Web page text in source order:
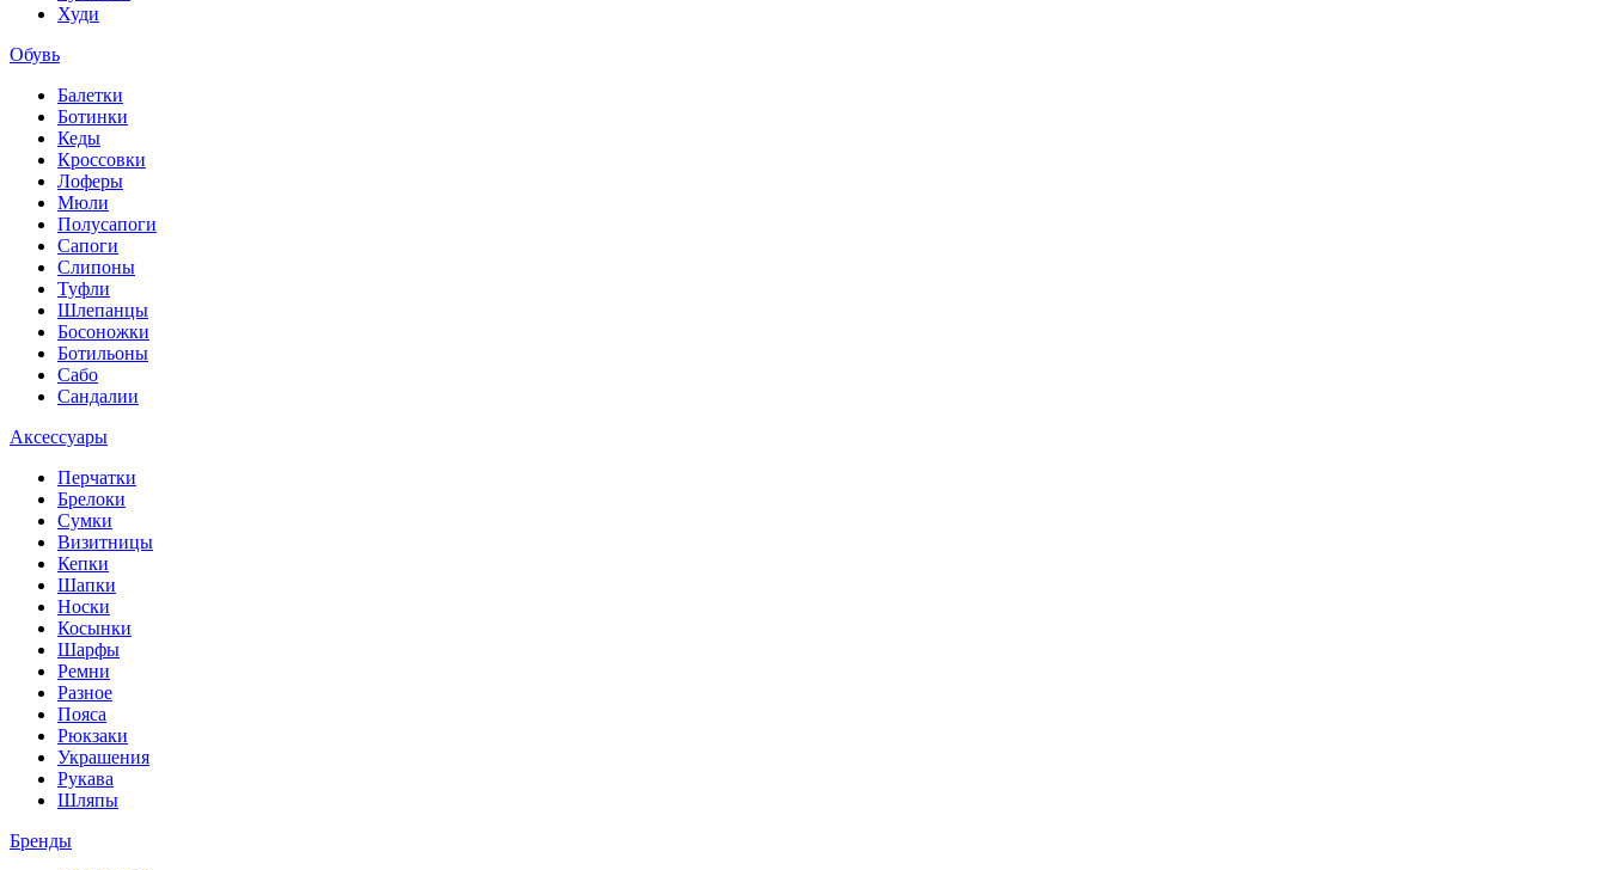
Худи
Обувь
Балетки
Ботинки
Кеды
Кроссовки
Лоферы
Мюли
Полусапоги
Сапоги
Слипоны
Туфли
Шлепанцы
Босоножки
Ботильоны
Сабо
Сандалии
Аксессуары
Перчатки
Брелоки
Сумки
Визитницы
Кепки
Шапки
Носки
Косынки
Шарфы
Ремни
Разное
Пояса
Рюкзаки
Украшения
Рукава
Шляпы
Бренды